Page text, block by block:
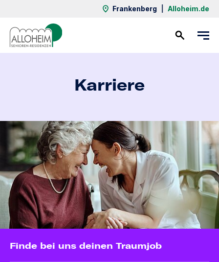
Frankenberg Alloheim.de
Karriere
Finde bei uns deinen Traumjob